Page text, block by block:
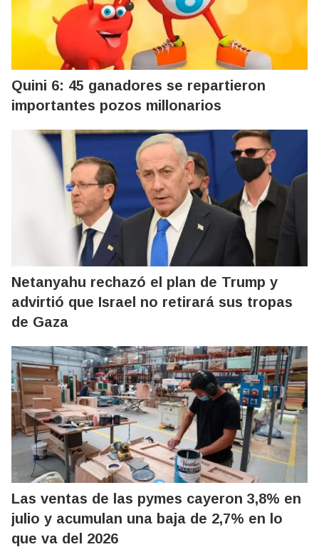
Quini 6: 45 ganadores se repartieron
importantes pozos millonarios
Netanyahu rechazó el plan de Trump y
advirtió que Israel no retirará sus tropas
de Gaza
Las ventas de las pymes cayeron 3,8% en
julio y acumulan una baja de 2,7% en lo
que va del 2026